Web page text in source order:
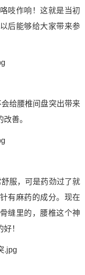
吱作响！这就是当初
后能够给大家带来参
给腰椎间盘突出带来
善。
服，可是药劲过了就
有麻药的成分。现在
缝里的，腰椎这个神
！